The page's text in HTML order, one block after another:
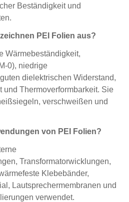
Beständigkeit und
PEI Folien aus?
Wärmebeständigkeit,
0), niedrige
dielektrischen Widerstand,
und Thermoverformbarkeit. Sie
verschweißen und
von PEI Folien?
Transformatorwicklungen,
Klebebänder,
Lautsprechermembranen und
verwendet.